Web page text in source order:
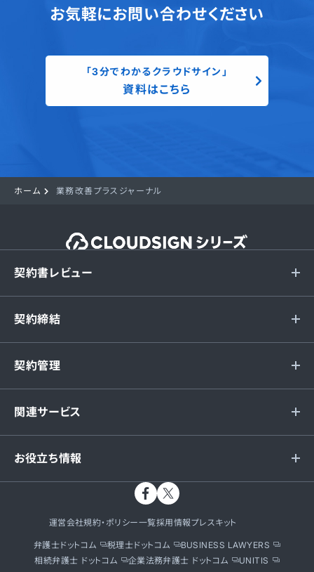
お気軽にお問い合わせください
「3分でわかるクラウドサイン」
資料はこちら
ホーム 業務改善プラスジャーナル
契約書レビュー
契約締結
契約管理
関連サービス
お役立ち情報
運営会社規約・ポリシー一覧採用情報プレスキット
弁護士ドットコム 税理士ドットコム
BUSINESS LAWYERS
相続弁護士 ドットコム
企業法務弁護士 ドットコム
UNITIS